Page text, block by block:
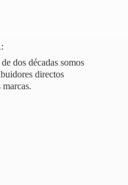
dos décadas somos
directos
marcas.